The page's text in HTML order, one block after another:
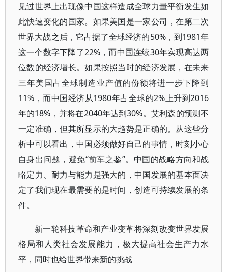
见过世界上出现像中国这样造成全球力量平衡发生如
此快速变化的国家。如果美国是一家公司，在第二次
世界大战之后，它占据了全球经济的50%，到1981年
这一个数字下降了22%，而中国连续30年实现高达两
位数的经济增长。如果按照当时的经济发展，在未来
三年美国占全球制造业产值的份额将进一步下降到
11%，而中国经济从1980年占全球的2%上升到2016
年的18%，并将在2040年达到30%。艾利森的预测不
一定准确，但其所显示的大趋势是正确的。从这些分
析中可以看出，中国必须做好自己的事情，时刻小心
自身出问题，避免“前车之鉴”。中国的战略方向和战
略定力、耐力与能力是强大的，中国发展的基本面决
定了我们现在最需要的是时间，创造可持续发展的条
件。
新一轮科技革命和产业变革将深刻改变世界发展
格局和人类社会发展能力，极大提高社会生产力水
平，同时也给世界带来新的挑战